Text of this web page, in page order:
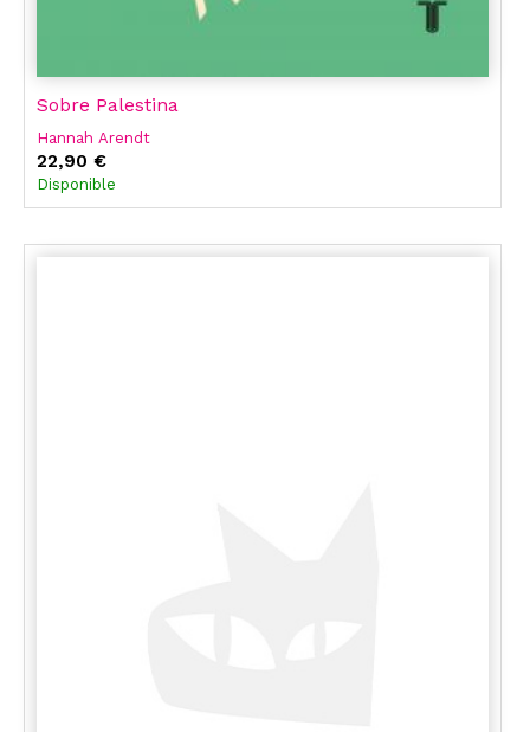
Sobre Palestina
Hannah Arendt
22,90 €
Disponible